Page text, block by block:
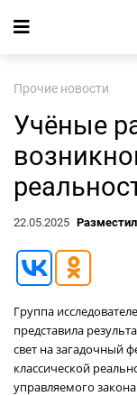
Прочие новости
Учёные
22.05.2025
Группа
представила
свет на загадочный
классической
управляемого